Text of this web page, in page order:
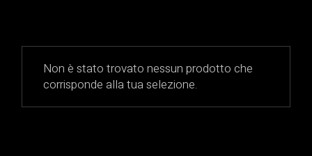
Non è stato trovato nessun prodotto che
corrisponde alla tua selezione.